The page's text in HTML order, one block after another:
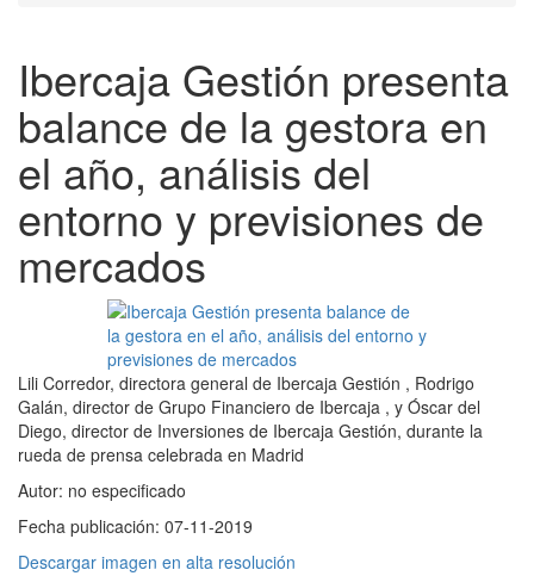
Ibercaja Gestión presenta
balance de la gestora en
el año, análisis del
entorno y previsiones de
mercados
Lili Corredor, directora general de Ibercaja Gestión , Rodrigo
Galán, director de Grupo Financiero de Ibercaja , y Óscar del
Diego, director de Inversiones de Ibercaja Gestión, durante la
rueda de prensa celebrada en Madrid
Autor: no especificado
Fecha publicación: 07-11-2019
Descargar imagen en alta resolución